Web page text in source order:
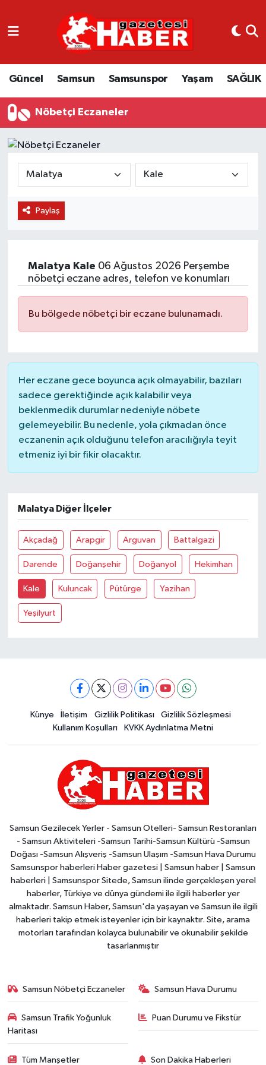
Güncel Samsun Samsunspor Yaşam SAĞLIK
Nöbetçi Eczaneler
Paylaş
Malatya Kale 06 Ağustos 2026 Perşembe
nöbetçi eczane adres, telefon ve konumları
Bu bölgede nöbetçi bir eczane bulunamadı.
Her eczane gece boyunca açık olmayabilir, bazıları
sadece gerektiğinde açık kalabilir veya
beklenmedik durumlar nedeniyle nöbete
gelemeyebilir. Bu nedenle, yola çıkmadan önce
eczanenin açık olduğunu telefon aracılığıyla teyit
etmeniz iyi bir fikir olacaktır.
Malatya Diğer İlçeler
Akçadağ Arapgir Arguvan Battalgazi
Darende Doğanşehir Doğanyol Hekimhan
Kale Kuluncak Pütürge Yazihan
Yeşilyurt
Künye İletişim Gizlilik Politikası
Gizlilik Sözleşmesi
Kullanım Koşulları
KVKK Aydınlatma Metni
Samsun Gezilecek Yerler - Samsun Otelleri- Samsun Restoranları
- Samsun Aktiviteleri -Samsun Tarihi-Samsun Kültürü -Samsun
Doğası -Samsun Alışveriş -Samsun Ulaşım -Samsun Hava Durumu
Samsunspor haberleri Haber gazetesi | Samsun haber | Samsun
haberleri | Samsunspor Sitede, Samsun ilinde gerçekleşen yerel
haberler, Türkiye ve dünya gündemi ile ilgili haberler yer
almaktadır. Samsun Haber, Samsun'da yaşayan ve Samsun ile ilgili
haberleri takip etmek isteyenler için bir kaynaktır. Site, arama
motorları tarafından kolayca bulunabilir ve okunabilir şekilde
tasarlanmıştır
Samsun Nöbetçi Eczaneler Samsun Hava Durumu
Samsun Trafik Yoğunluk
Haritası
Puan Durumu ve Fikstür
Tüm Manşetler Son Dakika Haberleri
GÜNCEL
SAMSUN
YAŞAM